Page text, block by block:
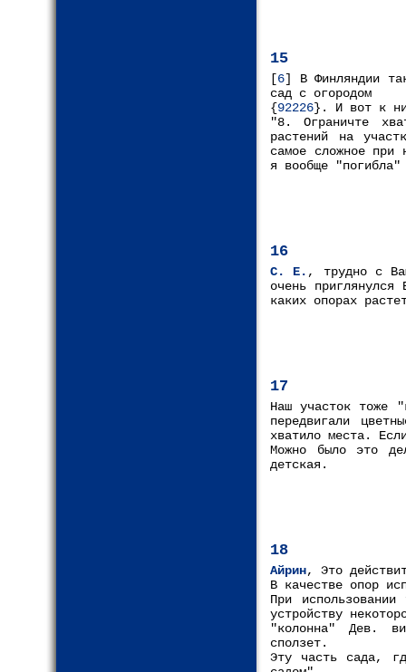
15
[6] В Финляндии
сад с огородом
{92226}. И вот к
"8. Ограничте
растений на
самое сложное
я вообще
16
С. Е. , трудно с
очень
каких опорах
17
Наш участок тоже
передвигали
хватило места.
Можно было это
детская.
18
Айрин, Это
В качестве опор
При
устройству
"колонна" Дев.
сползет.
Эту часть сада,